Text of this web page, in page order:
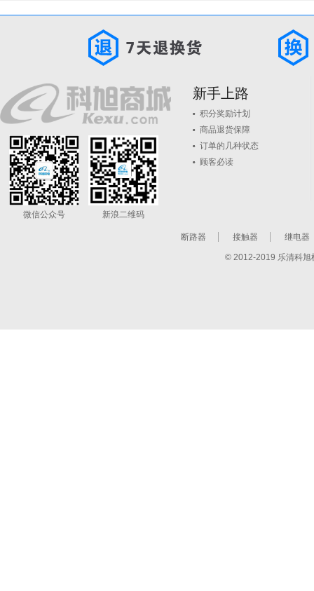
微信公众号 新浪二维码
新手上路
积分奖励计划
商品退货保障
订单的几种状态
顾客必读
断路器 接触器 继电器
© 2012-2019 乐清科旭